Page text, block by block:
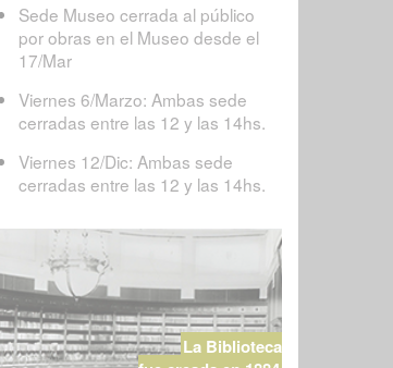
Sede Museo cerrada al público
por obras en el Museo desde el
17/Mar
Viernes 6/Marzo: Ambas sede
cerradas entre las 12 y las 14hs.
Viernes 12/Dic: Ambas sede
cerradas entre las 12 y las 14hs.
La Biblioteca